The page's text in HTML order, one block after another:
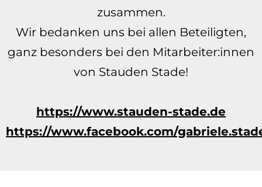
zusammen.
Wir bedanken uns bei allen Beteiligten,
ganz besonders bei den Mitarbeiter:innen
von Stauden Stade!
https://www.stauden-stade.de
https://www.facebook.com/